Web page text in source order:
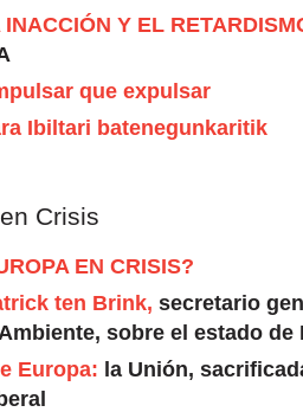
Y EL
que expulsar
Ibiltari batenegunkaritik
Crisis
EN CRISIS?
ten Brink, secretario
sobre el estado de
Europa: la Unión,